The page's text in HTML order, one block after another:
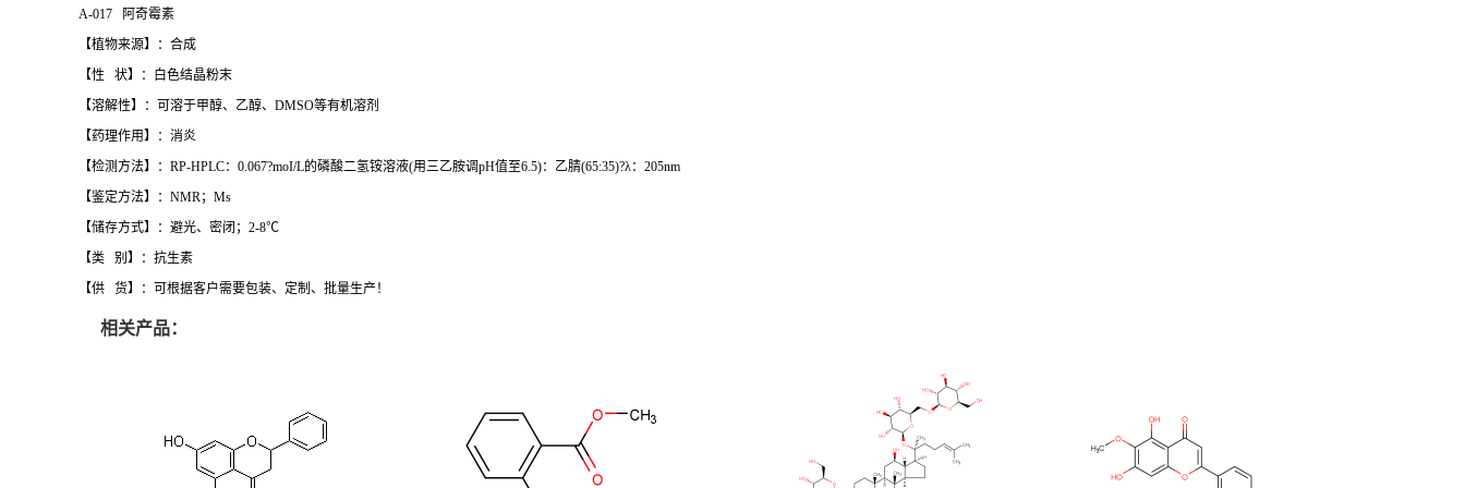
A-017 阿奇霉素
【植物来源】：合成
【性 状】：白色结晶粉末
【溶解性】：可溶于甲醇、乙醇、DMSO等有机溶剂
【药理作用】：消炎
【检测方法】：RP-HPLC：0.067?moI/L的磷酸二氢铵溶液(用三乙胺调pH值至6.5)：乙腈(65:35)?λ：205nm
【鉴定方法】：NMR；Ms
【储存方式】：避光、密闭；2-8℃
【类 别】：抗生素
【供 货】：可根据客户需要包装、定制、批量生产！
相关产品：